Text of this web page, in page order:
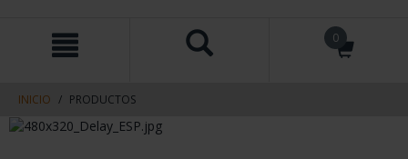
contenido
navegacin
0
INICIO PRODUCTOS